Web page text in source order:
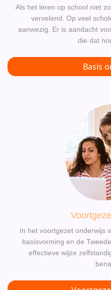
Als het leren op school niet
vervelend. Op veel
aanwezig. Er is aandacht
die dat
Basis
In het voortgezet onderwijs
basisvorming en de
effectieve wijze